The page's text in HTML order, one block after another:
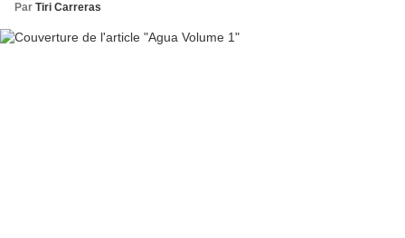
Par Tiri Carreras